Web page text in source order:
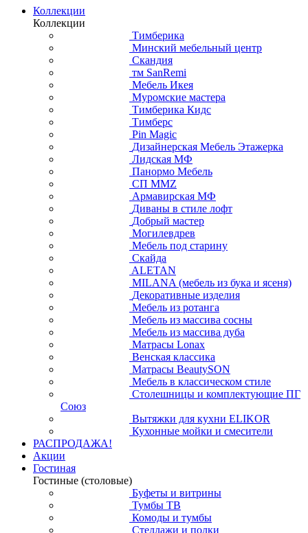
Коллекции
Коллекции
Тимберика
Минский мебельный центр
Скандия
тм SanRemi
Мебель Икея
Муромские мастера
Тимберика Кидс
Тимберс
Pin Magic
Дизайнерская Мебель Этажерка
Лидская МФ
Панормо Мебель
СП ММZ
Армавирская МФ
Диваны в стиле лофт
Добрый мастер
Могилевдрев
Мебель под старину
Скайда
ALETAN
MILANA (мебель из бука и ясеня)
Декоративные изделия
Мебель из ротанга
Мебель из массива сосны
Мебель из массива дуба
Матрасы Lonax
Венская классика
Матрасы BeautySON
Мебель в классическом стиле
Столешницы и комплектующие ПГ
Союз
Вытяжки для кухни ELIKOR
Кухонные мойки и смесители
РАСПРОДАЖА!
Акции
Гостиная
Гостиные (столовые)
Буфеты и витрины
Тумбы ТВ
Комоды и тумбы
Стеллажи и полки